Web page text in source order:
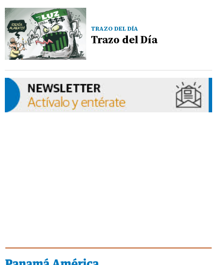
TRAZO DEL DÍA
Trazo del Día